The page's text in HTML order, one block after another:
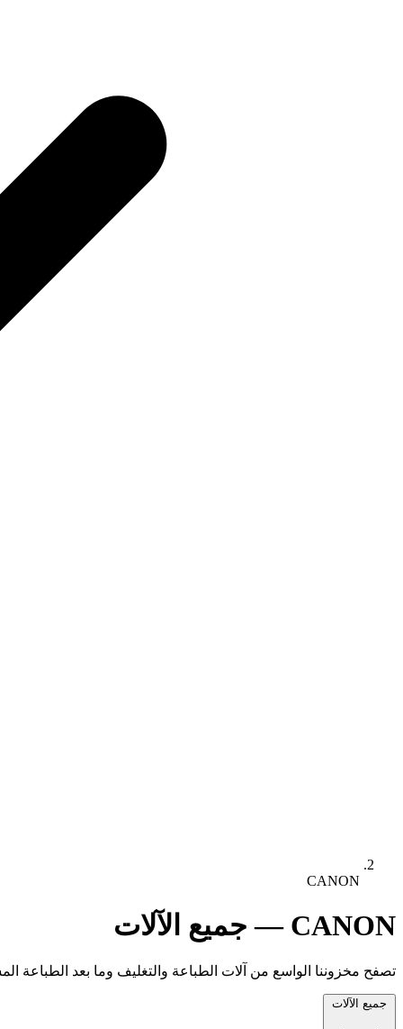
CANON
CANON — جميع الآلات
تصفح مخزوننا الواسع من آلات الطباعة والتغليف وما بعد الطباعة
جميع الآلات